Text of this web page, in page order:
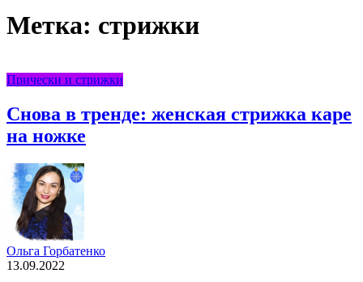
Метка: стрижки
Прически и стрижки
Снова в тренде: женская стрижка каре
на ножке
Ольга Горбатенко
13.09.2022